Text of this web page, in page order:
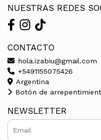
NUESTRAS REDES
CONTACTO
hola.izabiu@gmail.com
+5491155075426
Argentina
Botón de
NEWSLETTER